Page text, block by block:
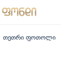
თეთრი ფოთოლი